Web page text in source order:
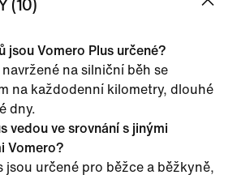
jsou Vomero Plus určené?
na silniční běh se
na každodenní kilometry, dlouhé
dny.
vedou ve srovnání s jinými
Vomero?
jsou určené pro běžce a běžkyně,